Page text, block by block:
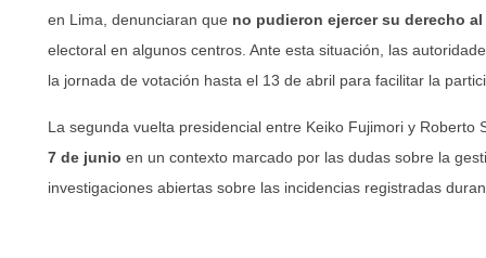
en Lima, denunciaran que no pudieron ejercer su derecho
electoral en algunos centros. Ante esta situación, las
la jornada de votación hasta el 13 de abril para facilitar la
La segunda vuelta presidencial entre Keiko Fujimori y Roberto
7 de junio en un contexto marcado por las dudas sobre la
investigaciones abiertas sobre las incidencias registradas